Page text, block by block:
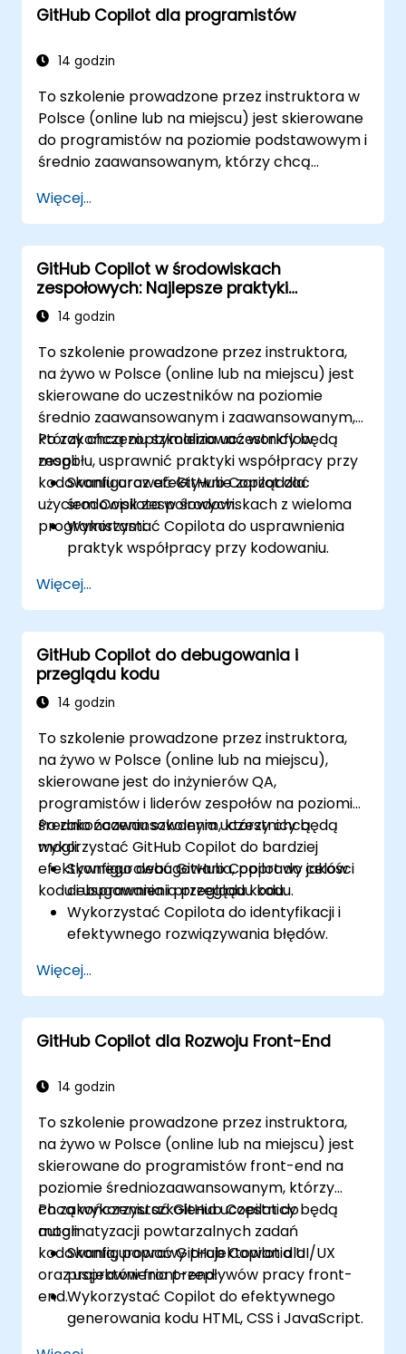
GitHub Copilot dla programistów
14 godzin
To szkolenie prowadzone przez instruktora w
Polsce (online lub na miejscu) jest skierowane
do programistów na poziomie podstawowym i
średnio zaawansowanym, którzy chcą
możliwości GitHub Copilot w nowoczesnych
przepływach pracy programistycznych.
Więcej...
GitHub Copilot w środowiskach
zespołowych: Najlepsze praktyki
współpracy
14 godzin
To szkolenie prowadzone przez instruktora,
na żywo w Polsce (online lub na miejscu) jest
skierowane do uczestników na poziomie
średnio zaawansowanym i zaawansowanym,
którzy chcą zoptymalizować workflow
zespołu, usprawnić praktyki współpracy przy
kodowaniu oraz efektywnie zarządzać
użyciem Copilota w środowiskach z wieloma
programistami.
Po zakończeniu szkolenia uczestnicy będą
mogli:
Skonfigurować GitHub Copilot dla
środowisk zespołowych.
Wykorzystać Copilota do usprawnienia
praktyk współpracy przy kodowaniu.
korzystając z funkcji Copilota.
Zarządzać integracją Copilota w
projektach z wieloma programistami.
Utrzymać spójną jakość i standardy kodu
w zespołach.
Wykorzystać zaawansowane funkcje
Połączyć Copilota z innymi narzędziami
do współpracy w celu zwiększenia
efektywności.
Więcej...
GitHub Copilot do debugowania i
przeglądu kodu
14 godzin
To szkolenie prowadzone przez instruktora,
na żywo w Polsce (online lub na miejscu),
skierowane jest do inżynierów QA,
programistów i liderów zespołów na poziomie
średnio zaawansowanym, którzy chcą
wykorzystać GitHub Copilot do bardziej
efektywnego debugowania, poprawy jakości
kodu i usprawnienia przeglądu kodu.
Po zakończeniu szkolenia uczestnicy będą
mogli:
Skonfigurować GitHub Copilot do celów
debugowania i przeglądu kodu.
Wykorzystać Copilota do identyfikacji i
efektywnego rozwiązywania błędów.
wspieranym przez sztuczną inteligencję.
Usprawnić procesy przeglądu kodu z
wykorzystaniem możliwości Copilota.
Skutecznie współpracować, korzystając z
Więcej...
GitHub Copilot dla Rozwoju Front-End
14 godzin
To szkolenie prowadzone przez instruktora,
na żywo w Polsce (online lub na miejscu) jest
skierowane do programistów front-end na
poziomie średniozaawansowanym, którzy
chcą wykorzystać GitHub Copilot do
automatyzacji powtarzalnych zadań
kodowania, poprawy projektowania UI/UX
oraz usprawnienia przepływów pracy front-
end.
Po zakończeniu szkolenia uczestnicy będą
mogli:
Skonfigurować GitHub Copilot dla
projektów front-end.
Wykorzystać Copilot do efektywnego
generowania kodu HTML, CSS i JavaScript.